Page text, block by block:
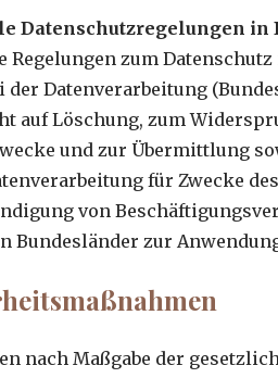
Datenschutzregelungen in
Regelungen zum
der Datenverarbeitung
auf Löschung, zum
und zur Übermittlung
für Zwecke
von
Bundesländer zur
nach Maßgabe der